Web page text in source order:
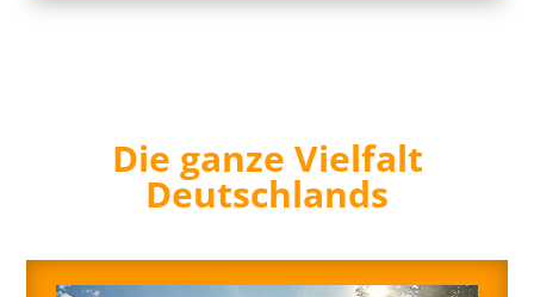
Die ganze Vielfalt
Deutschlands